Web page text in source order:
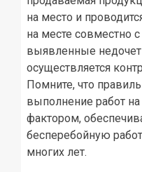
на место и
на месте совместно
выявленные
осуществляется
Помните, что
выполнение работ
фактором,
бесперебойную
многих лет.